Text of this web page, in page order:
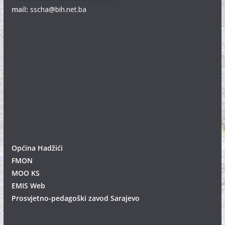
mail: sscha@bih.net.ba
Općina Hadžići
FMON
MOO KS
EMIS Web
Prosvjetno-pedagoški zavod Sarajevo